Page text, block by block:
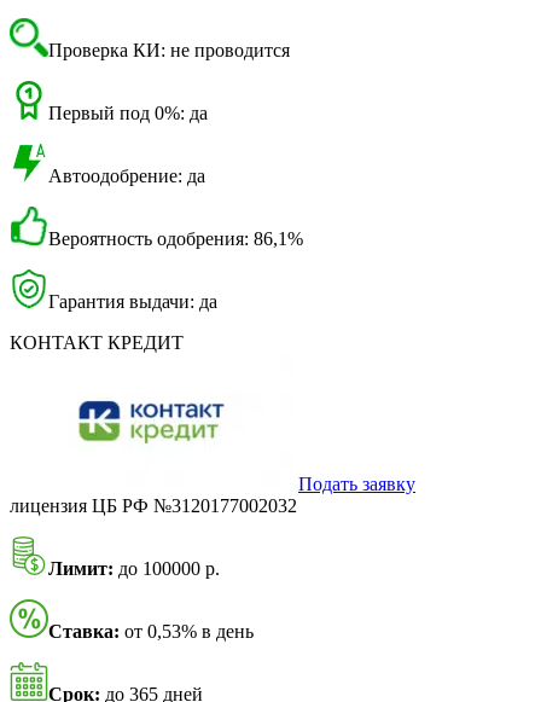
Проверка КИ: не проводится
Первый под 0%: да
Автоодобрение: да
Вероятность одобрения: 86,1%
Гарантия выдачи: да
КОНТАКТ КРЕДИТ
Подать заявку
лицензия ЦБ РФ №3120177002032
Лимит: до 100000 р.
Ставка: от 0,53% в день
Срок: до 365 дней